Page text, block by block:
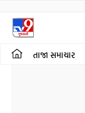
તાજા સમાચાર